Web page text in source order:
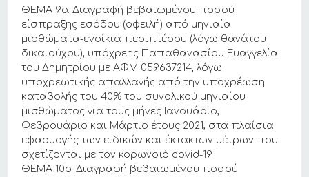
ΘΕΜΑ 9ο: Διαγραφή βεβαιωμένου ποσού
είσπραξης εσόδου (οφειλή) από μηνιαία
μισθώματα-ενοίκια περιπτέρου (λόγω θανάτου
δικαιούχου), υπόχρεης Παπαθανασίου Ευαγγελία
του Δημητρίου με ΑΦΜ 059637214, λόγω
υποχρεωτικής απαλλαγής από την υποχρέωση
καταβολής του 40% του συνολικού μηνιαίου
μισθώματος για τους μήνες Ιανουάριο,
Φεβρουάριο και Μάρτιο έτους 2021, στα πλαίσια
εφαρμογής των ειδικών και έκτακτων μέτρων που
σχετίζονται με τον κορωνοϊό covid-19
ΘΕΜΑ 10ο: Διαγραφή βεβαιωμένου ποσού